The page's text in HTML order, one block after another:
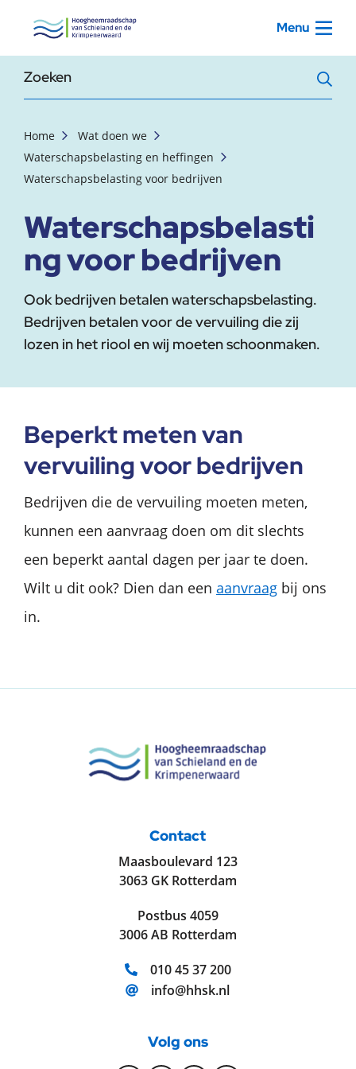
, startpagina Menu
Zoekterm
Home
Wat doen we
Waterschapsbelasting en heffingen
Waterschapsbelasting voor bedrijven
Waterschapsbelasti
ng voor bedrijven
Ook bedrijven betalen waterschapsbelasting.
Bedrijven betalen voor de vervuiling die zij
lozen in het riool en wij moeten schoonmaken.
Beperkt meten van
vervuiling voor bedrijven
Bedrijven die de vervuiling moeten meten,
kunnen een aanvraag doen om dit slechts
een beperkt aantal dagen per jaar te doen.
Wilt u dit ook? Dien dan een aanvraag bij ons
in.
Contact
Maasboulevard 123
3063 GK Rotterdam
Postbus 4059
3006 AB Rotterdam
Telefoonnummer:
010 45 37 200
E-mailadres:
info@hhsk.nl
Volg ons